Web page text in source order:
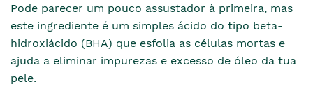
Pode parecer um pouco assustador à primeira, mas
este ingrediente é um simples ácido do tipo beta-
hidroxiácido (BHA) que esfolia as células mortas e
ajuda a eliminar impurezas e excesso de óleo da tua
pele.